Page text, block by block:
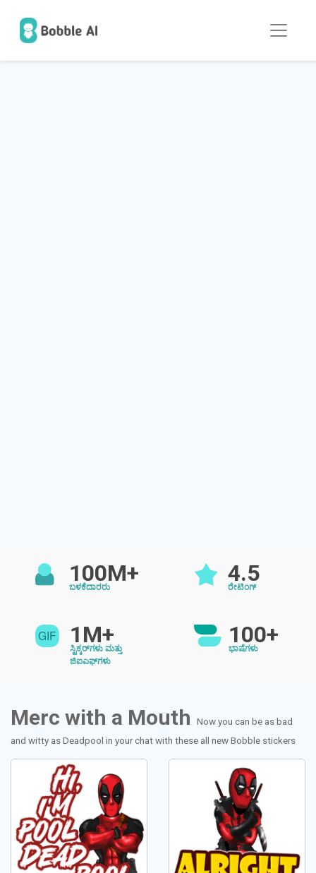
100M+
ಬಳಕೆದಾರರು
4.5
ರೇಟಿಂಗ್
1M+
ಸ್ಟಿಕ್ಕರ್‌ಗಳು ಮತ್ತು
ಜಿಐಎಫ್‌ಗಳು
100+
ಭಾಷೆಗಳು
Merc with a Mouth
Now you can be as bad
and witty as Deadpool in your chat with these all new Bobble stickers